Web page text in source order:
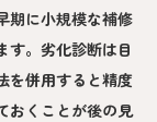
期に小規模な補修
す。劣化診断は目
を併用すると精度
おくことが後の見